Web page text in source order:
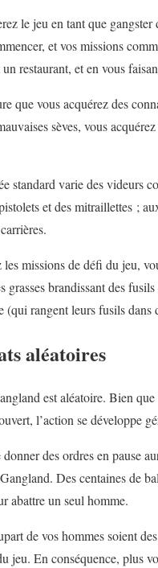
le jeu en tant que
et vos missions
restaurant, et en vous
que vous acquérez des
sèves, vous
standard varie des videurs
et des mitraillettes ;
missions de défi du jeu,
grasses brandissant des
(qui rangent leurs fusils dans
aléatoires
est aléatoire. Bien
l’action se développe
des ordres en pause
Des centaines de
abattre un seul homme.
de vos hommes soient
jeu. En conséquence, plus